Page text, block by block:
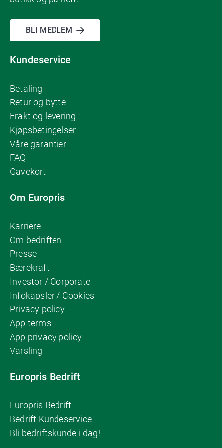
BLI MEDLEM
Kundeservice
Betaling
Retur og bytte
Frakt og levering
Kjøpsbetingelser
Våre garantier
FAQ
Gavekort
Om Europris
Karriere
Om bedriften
Presse
Bærekraft
Investor / Corporate
Infokapsler / Cookies
Privacy policy
App terms
App privacy policy
Varsling
Europris Bedrift
Europris Bedrift
Bedrift Kundeservice
Bli bedriftskunde i dag!